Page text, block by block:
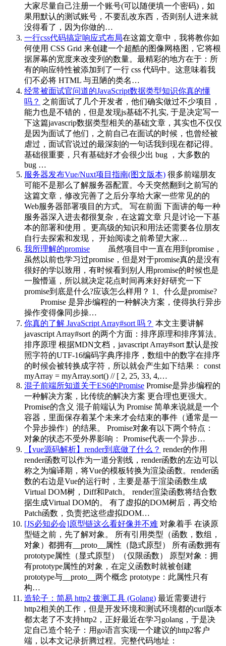
大家尽量自己注册一个账号(可以随便填一个密码)，如
果用默认的测试账号，不要乱改东西，否则别人进来就
没得看了，因为你做的…
一行css代码搞定响应式布局在这篇文章中，我将教你如
何使用 CSS Grid 来创建一个超酷的图像网格图，它将根
据屏幕的宽度来改变列的数量。最精彩的地方在于：所
有的响应特性被添加到了一行 css 代码中。这意味着我
们不必将 HTML 与丑陋的类名…
经常被面试官问道的JavaScript数据类型知识你真的懂
吗？ 之前面试了几个开发者，他们确实做过不少项目，
能力也是不错的，但是发现js基础不扎实, 于是决定写一
下这篇javascrip数据类型相关的基础文章，其实也不仅仅
是因为面试了他们，之前自己在面试的时候，也曾经被
虐过，面试官说过的最深刻的一句话我到现在都记得。
基础很重要，只有基础好才会很少出 bug ，大多数的
bug …
服务器发布Vue/Nuxt项目指南(图文版本) 很多前端朋友
可能不是那么了解服务器配置。今天突然翻到之前写的
这篇文章，修改完善了之后分享给大家一些常见的的
Web服务器部署项目的方式。 写在前面 下面讲的每一种
服务器深入进去都很复杂，在这篇文章 只是讨论一下基
本的部署和使用 。更高级的知识和用法还需要各位朋友
自行去探索和发现， 开始阅读之前希望大家…
我所理解的promise 虽然项目中一直在用到promise，
虽然以前也学习过promise，但是对于promise真的是没有
很好的学以致用，有时候看到别人用promise的时候也是
一脸懵逼，所以就决定花点时间再来好好研究一下
promise到底是什么?应该怎么样用？ 1、什么是promise?
Promise 是异步编程的一种解决方案，使得执行异步
操作变得像同步操…
你真的了解 JavaScript Array#sort 吗？ 本文主要讲解
javascript Array#sort 的两个方面：排序原理和排序算法。
排序原理 根据MDN文档，javascript Array#sort 默认是按
照字符的UTF-16编码字典序排序，数组中的数字在排序
的时候会被转换成字符，所以就会产生如下结果： const
myArray = myArray.sort() // [ 2, 25, 33, 4,…
混子前端所知道关于ES6的Promise Promise是异步编程的
一种解决方案，比传统的解决方案 更合理也更强大。
Promise的含义 混子前端认为 Promise 简单来说就是一个
容器，里面保存着某个未来才会结束的事件（通常是一
个异步操作）的结果。 Promise对象有以下两个特点：
对象的状态不受外界影响： Promise代表一个异步…
【vue源码解析】render到底做了什么？ render的作用
render函数可以作为一道分割线，render函数的左边可以
称之为编译期，将Vue的模板转换为渲染函数。render函
数的右边是Vue的运行时，主要是基于渲染函数生成
Virtual DOM树，Diff和Patch。 render渲染函数将结合数
据生成Virtual DOM的。 有了虚拟的DOM树后，再交给
Patch函数，负责把这些虚拟DOM…
[JS必知必会]原型链这么看好像并不难 对象着手 在谈原
型链之前，先了解对象。 所有引用类型（函数，数组，
对象）都拥有__proto__属性（隐式原型） 所有函数拥有
prototype属性（显式原型）（仅限函数） 原型对象：拥
有prototype属性的对象，在定义函数时就被创建
prototype与__proto__两个概念 prototype：此属性只有
构…
造轮子：简易 http2 拨测工具 (Golang) 最近需要进行
http2相关的工作，但是开发环境和测试环境都的curl版本
都太老了不支持http2，正好最近在学习golang，于是决
定自己造个轮子：用go语言实现一个建议的http2客户
端，以本文记录折腾过程。完整代码地址：